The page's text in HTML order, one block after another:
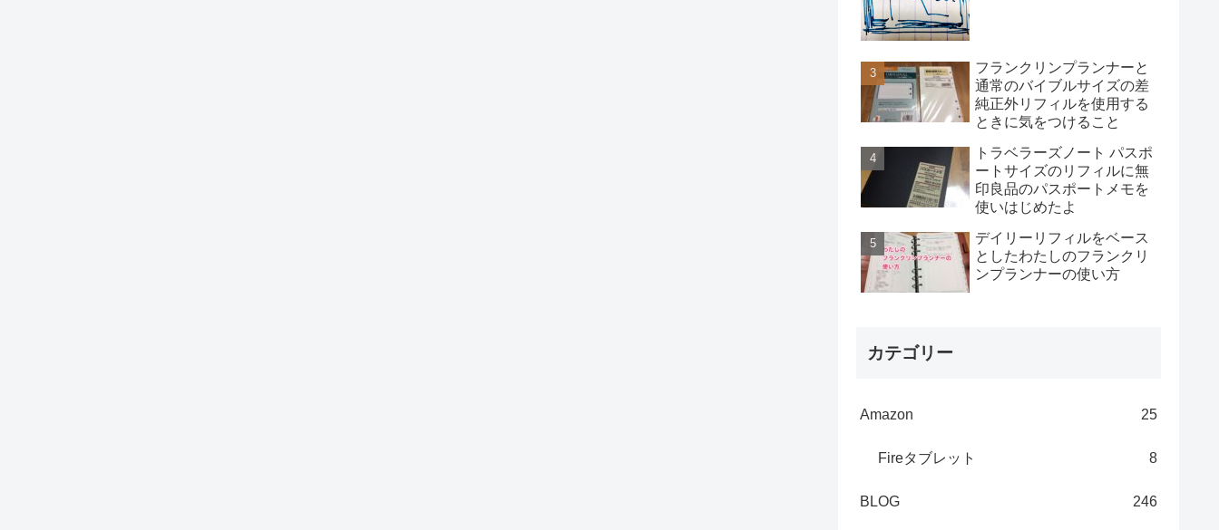
フランクリンプランナーと
通常のバイブルサイズの差
純正外リフィルを使用する
ときに気をつけること
トラベラーズノート パスポ
ートサイズのリフィルに無
印良品のパスポートメモを
使いはじめたよ
デイリーリフィルをベース
としたわたしのフランクリ
ンプランナーの使い方
カテゴリー
Amazon 25
Fireタブレット 8
BLOG 246